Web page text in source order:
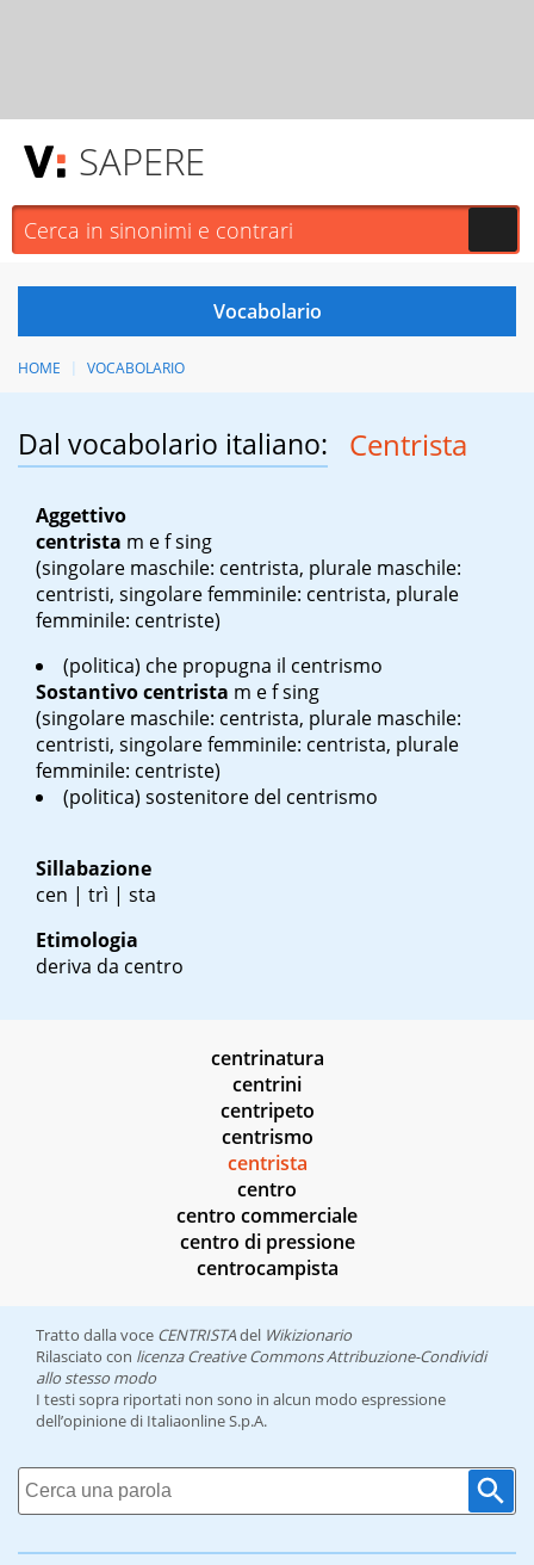
SAPERE
HOME VOCABOLARIO
Dal vocabolario italiano: Centrista
Aggettivo
centrista m ef sing
(singolare maschile: centrista, plurale maschile:
centristi, singolare femminile: centrista, plurale
femminile: centriste)
(politica) che propugna il centrismo
Sostantivocentrista m ef sing
(singolare maschile: centrista, plurale maschile:
centristi, singolare femminile: centrista, plurale
femminile: centriste)
(politica) sostenitore del centrismo
Sillabazione
cen | trì | sta
Etimologia
deriva da centro
centrinatura
centrini
centripeto
centrismo
centrista
centro
centro commerciale
centro di pressione
centrocampista
Tratto dalla voce CENTRISTAdel Wikizionario
Rilasciato con licenza Creative Commons Attribuzione-Condividi
allo stesso modo
I testi sopra riportati non sono in alcun modo espressione
dell’opinione di Italiaonline S.p.A.